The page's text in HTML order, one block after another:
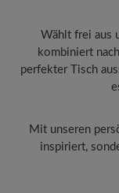
Wählt frei aus
kombiniert
perfekter Tisch
Mit unseren
inspiriert,